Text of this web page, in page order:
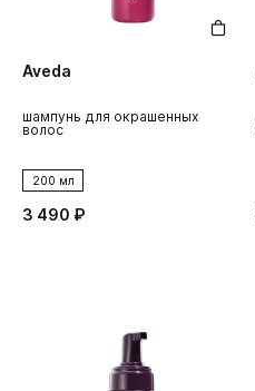
Aveda
шампунь для окрашенных
волос
200 мл
3 490 ₽